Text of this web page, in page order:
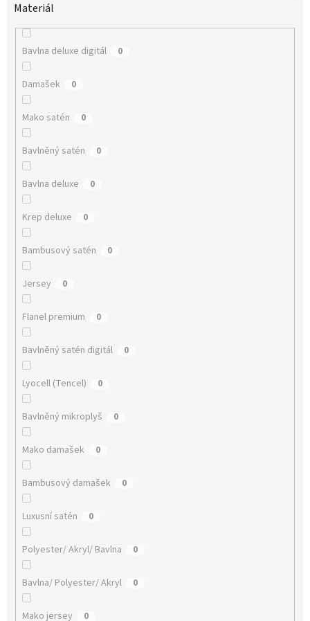
Materiál
Bavlna deluxe digitál 0
Damašek 0
Mako satén 0
Bavlněný satén 0
Bavlna deluxe 0
Krep deluxe 0
Bambusový satén 0
Jersey 0
Flanel premium 0
Bavlněný satén digitál 0
Lyocell (Tencel) 0
Bavlněný mikroplyš 0
Mako damašek 0
Bambusový damašek 0
Luxusní satén 0
Polyester/ Akryl/ Bavlna 0
Bavlna/ Polyester/ Akryl 0
Mako jersey 0